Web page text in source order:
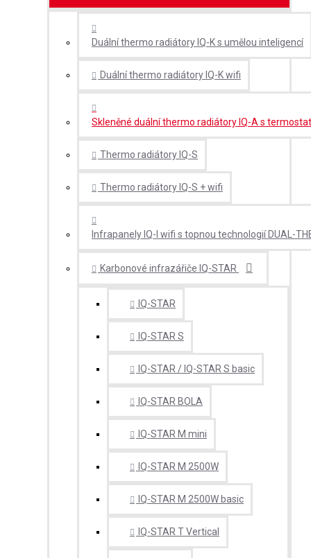
Duální thermo radiátory IQ-K s umělou inteligencí
Duální thermo radiátory IQ-K wifi
Skleněné duální thermo radiátory IQ-A s
Thermo radiátory IQ-S
Thermo radiátory IQ-S + wifi
Infrapanely IQ-I wifi s topnou technologií DUAL-
Karbonové infrazářiče IQ-STAR
IQ-STAR
IQ-STAR S
IQ-STAR / IQ-STAR S basic
IQ-STAR BOLA
IQ-STAR M mini
IQ-STAR M 2500W
IQ-STAR M 2500W basic
IQ-STAR T Vertical